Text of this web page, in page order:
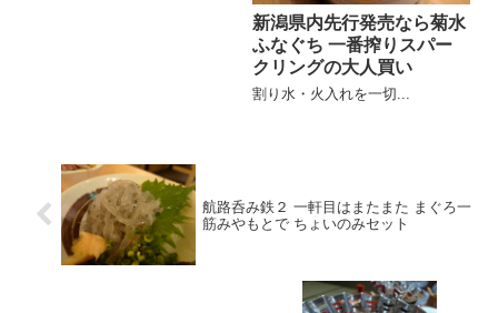
新潟県内先行発売なら菊水
ふなぐち 一番搾りスパー
クリングの大人買い
割り水・火入れを一切...
航路呑み鉄２ 一軒目はまたまた まぐろ一
筋みやもとで ちょいのみセット